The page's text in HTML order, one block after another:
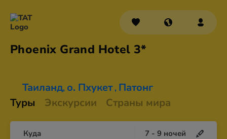
Phoenix Grand Hotel 3*
Таиланд, о. Пхукет, Патонг
Туры
Экскурсии Страны мира
Куда 7 - 9 ночей